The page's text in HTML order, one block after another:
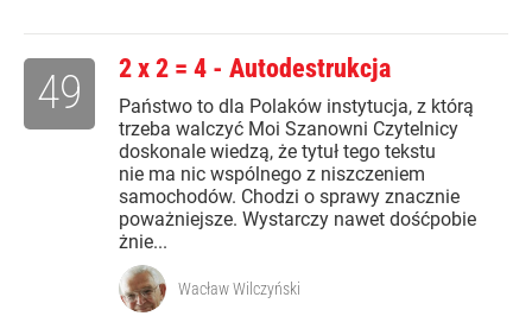
2 x 2 = 4 - Autodestrukcja
Państwo to dla Polaków instytucja, z którą
trzeba walczyć Moi Szanowni Czytelnicy
doskonale wiedzą, że tytuł tego tekstu
nie ma nic wspólnego z niszczeniem
samochodów. Chodzi o sprawy znacznie
poważniejsze. Wystarczy nawet dośćpobie
żnie...
49
Wacław Wilczyński